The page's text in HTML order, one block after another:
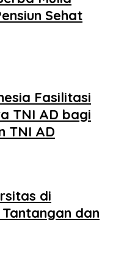
Sehat
Fasilitasi
TNI AD bagi
TNI AD
di
dan